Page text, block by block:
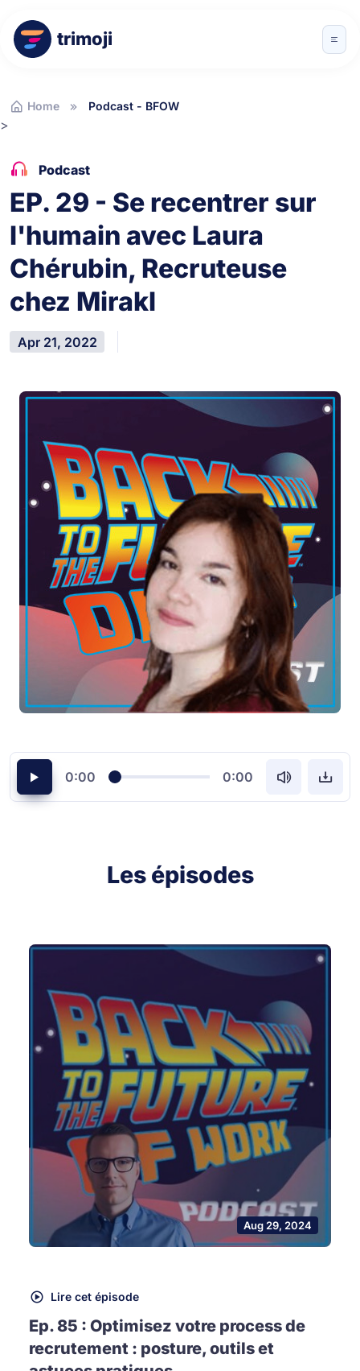
trimoji
Home Podcast - BFOW
>
Podcast
EP. 29 - Se recentrer sur
l'humain avec Laura
Chérubin, Recruteuse
chez Mirakl
Apr 21, 2022
0:00 0:00
Les épisodes
Aug 29, 2024
Lire cet épisode
Ep. 85 : Optimisez votre process de
recrutement : posture, outils et